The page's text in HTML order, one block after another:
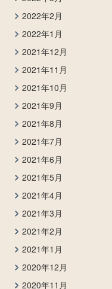
2022年2月
2022年1月
2021年12月
2021年11月
2021年10月
2021年9月
2021年8月
2021年7月
2021年6月
2021年5月
2021年4月
2021年3月
2021年2月
2021年1月
2020年12月
2020年11月